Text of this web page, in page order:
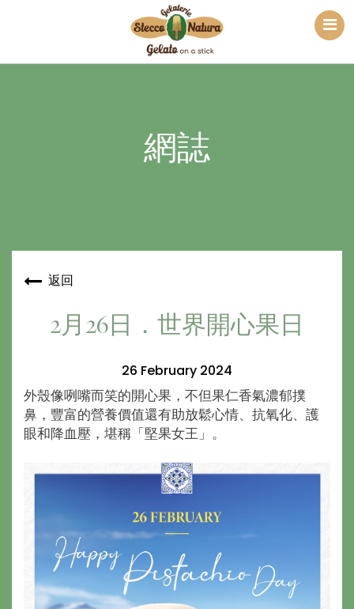
網誌
返回
2月26日．世界開心果日
26 February 2024
外殼像咧嘴而笑的開心果，不但果仁香氣濃郁撲
鼻，豐富的營養價值還有助放鬆心情、抗氧化、護
眼和降血壓，堪稱「堅果女王」。